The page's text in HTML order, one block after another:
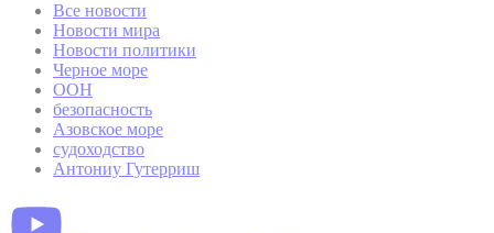
Все новости
Новости мира
Новости политики
Черное море
ООН
безопасность
Азовское море
судоходство
Антониу Гутерриш